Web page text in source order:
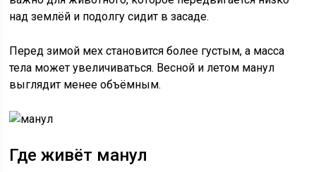
над землёй и подолгу сидит в засаде.
Перед зимой мех становится более густым, а масса
тела может увеличиваться. Весной и летом манул
выглядит менее объёмным.
Где живёт манул